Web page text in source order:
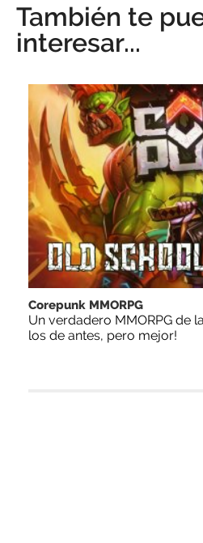
También te
interesar...
Corepunk MMORPG
Un verdadero MMORPG de
los de antes, pero mejor!